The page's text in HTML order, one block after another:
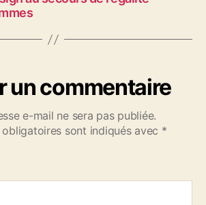
un commentaire
e-mail ne sera pas publiée.
obligatoires sont indiqués avec *